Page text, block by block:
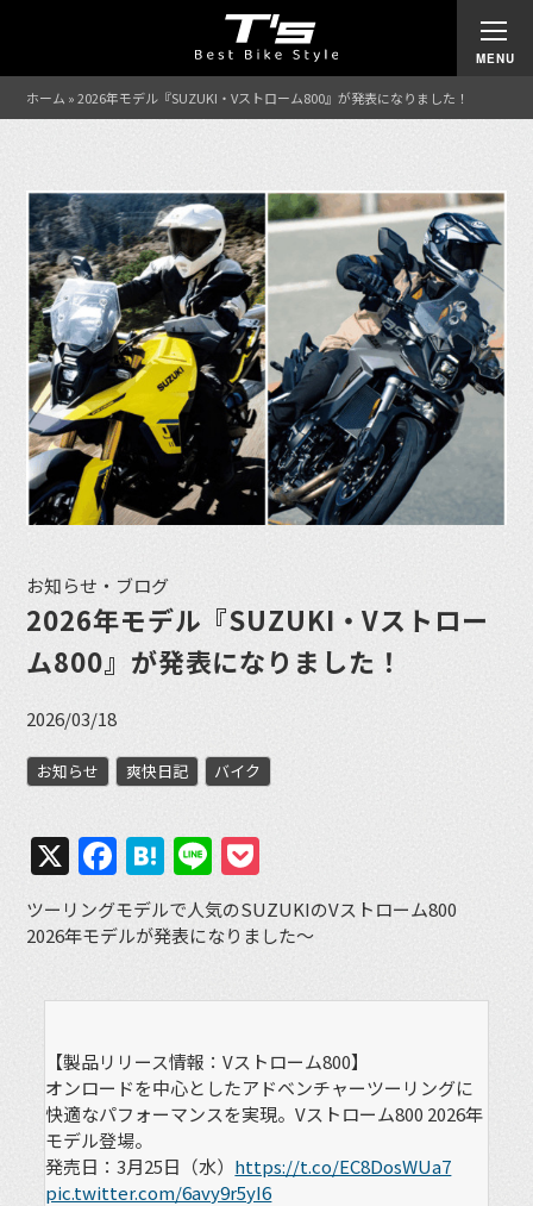
ホーム »2026年モデル『SUZUKI・Vストローム800』が発表になりました！
お知らせ・ブログ
2026年モデル『SUZUKI・Vストロー
ム800』が発表になりました！
2026/03/18
お知らせ 爽快日記 バイク
X Facebook
Hatena
Line
ツーリングモデルで人気のSUZUKIのVストローム800
2026年モデルが発表になりました〜
【製品リリース情報：Vストローム800】
オンロードを中心としたアドベンチャーツーリングに
快適なパフォーマンスを実現。Vストローム800 2026年
モデル登場。
発売日：3月25日（水） https://t.co/EC8DosWUa7
pic.twitter.com/6avy9r5yI6